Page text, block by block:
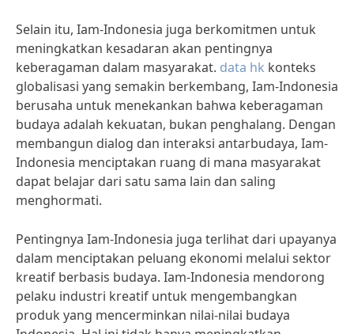
Selain itu, Iam-Indonesia juga berkomitmen untuk
meningkatkan kesadaran akan pentingnya
keberagaman dalam masyarakat. data hk konteks
globalisasi yang semakin berkembang, Iam-Indonesia
berusaha untuk menekankan bahwa keberagaman
budaya adalah kekuatan, bukan penghalang. Dengan
membangun dialog dan interaksi antarbudaya, Iam-
Indonesia menciptakan ruang di mana masyarakat
dapat belajar dari satu sama lain dan saling
menghormati.
Pentingnya Iam-Indonesia juga terlihat dari upayanya
dalam menciptakan peluang ekonomi melalui sektor
kreatif berbasis budaya. Iam-Indonesia mendorong
pelaku industri kreatif untuk mengembangkan
produk yang mencerminkan nilai-nilai budaya